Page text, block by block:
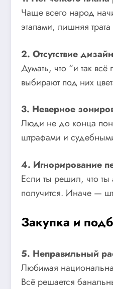
Чаще всего народ
этапами, лишняя
2. Отсутствие
Думать, что “и так
выбирают под них
3. Неверное
Люди не до конца
штрафами и
4. Игнорирование
Если ты решил, что
получится. Иначе —
Закупка и
5. Неправильный
Любимая
Всё решается